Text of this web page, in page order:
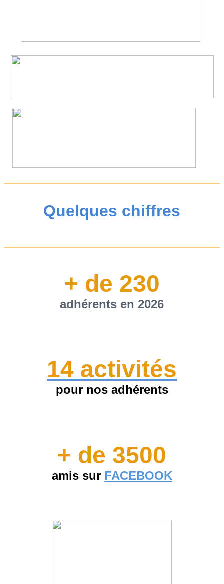
Quelques chiffres
+ de 230
adhérents en 2026
14 activités
pour nos adhérents
+ de 3500
amis sur FACEBOOK